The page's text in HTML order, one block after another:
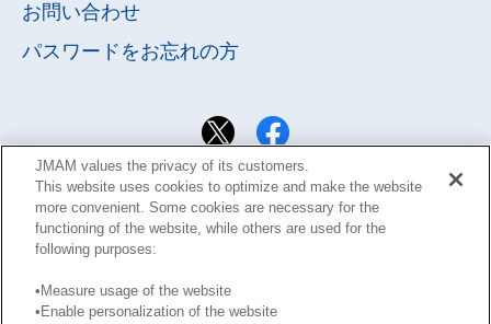
お問い合わせ
パスワードをお忘れの方
JMAM values the privacy of its customers.
This website uses cookies to optimize and make the website
more convenient. Some cookies are necessary for the
functioning of the website, while others are used for the
following purposes:
•Measure usage of the website
•Enable personalization of the website